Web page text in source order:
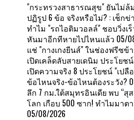
"กระทรวงสาธารณสุข" ยันไม่ล้
ปฏิรูป 6 ข้อ จริงหรือไม่? : เช็กข่
ทำไม "รถไอติมวอลล์" ชอบวิ่งเร็
หันมาอีกทีหายไปไหนแล้ว 05/
แช่ "กางเกงยีนส์" ในช่องฟรีซข้
เปิดเคล็ดลับสายเดนิม ประโยช
เปิดความจริง 8 ประโยชน์ "เป
ข้อไหนจริง-ข้อไหนต้องระวัง?
ลึก 7 กม.ใต้สมุทรอินเดีย พบ “
โลก เกือบ 500 ซาก! ทำไมมาต
05/08/2026